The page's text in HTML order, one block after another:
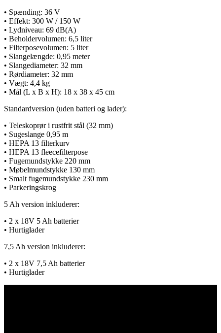
• Spænding: 36 V
• Effekt: 300 W / 150 W
• Lydniveau: 69 dB(A)
• Beholdervolumen: 6,5 liter
• Filterposevolumen: 5 liter
• Slangelængde: 0,95 meter
• Slangediameter: 32 mm
• Rørdiameter: 32 mm
• Vægt: 4,4 kg
• Mål (L x B x H): 18 x 38 x 45 cm
Standardversion (uden batteri og lader):
• Teleskoprør i rustfrit stål (32 mm)
• Sugeslange 0,95 m
• HEPA 13 filterkurv
• HEPA 13 fleecefilterpose
• Fugemundstykke 220 mm
• Møbelmundstykke 130 mm
• Smalt fugemundstykke 230 mm
• Parkeringskrog
5 Ah version inkluderer:
• 2 x 18V 5 Ah batterier
• Hurtiglader
7,5 Ah version inkluderer:
• 2 x 18V 7,5 Ah batterier
• Hurtiglader